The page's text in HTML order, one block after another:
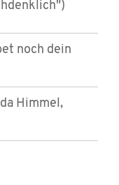
noch dein
Himmel,